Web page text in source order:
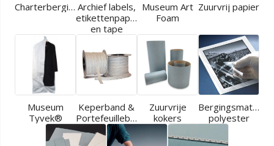
Charterbergingen Archief labels,
etikettenpapier
en tape
Museum Art
Foam
Zuurvrij papier
Museum
Tyvek®
Keperband &
Portefeuilleband
Zuurvrije
kokers
polyester